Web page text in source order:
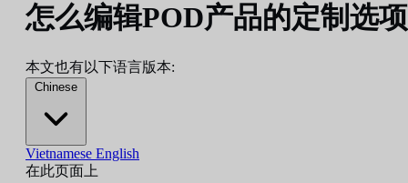
怎么编辑POD产品的定制选项
本文也有以下语言版本:
Chinese
Vietnamese English
在此页面上